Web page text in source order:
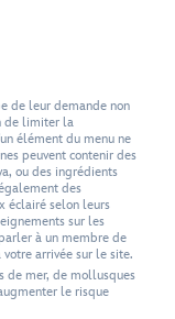
de leur demande non
de limiter la
élément du menu ne
peuvent contenir des
ou des ingrédients
des
éclairé selon leurs
sur les
à un membre de
arrivée sur le site.
de mer, de mollusques
le risque